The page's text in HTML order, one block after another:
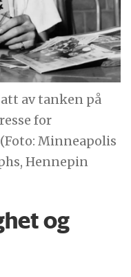
av tanken på
for
(Foto: Minneapolis
Hennepin
og